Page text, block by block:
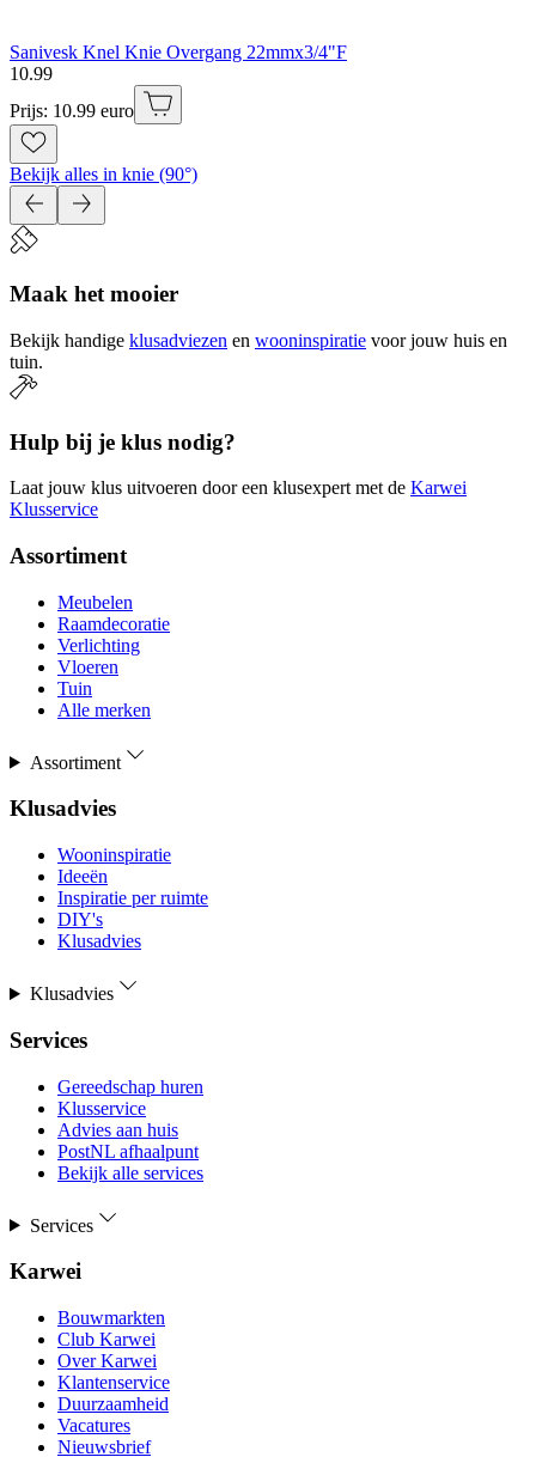
Sanivesk Knel Knie Overgang 22mmx3/4"F
10.99
Prijs: 10.99 euro
Bekijk alles in knie (90°)
Maak het mooier
Bekijk handige klusadviezen en wooninspiratie voor jouw huis en
tuin.
Hulp bij je klus nodig?
Laat jouw klus uitvoeren door een klusexpert met de Karwei
Klusservice
Assortiment
Meubelen
Raamdecoratie
Verlichting
Vloeren
Tuin
Alle merken
Assortiment
Klusadvies
Wooninspiratie
Ideeën
Inspiratie per ruimte
DIY's
Klusadvies
Klusadvies
Services
Gereedschap huren
Klusservice
Advies aan huis
PostNL afhaalpunt
Bekijk alle services
Services
Karwei
Bouwmarkten
Club Karwei
Over Karwei
Klantenservice
Duurzaamheid
Vacatures
Nieuwsbrief